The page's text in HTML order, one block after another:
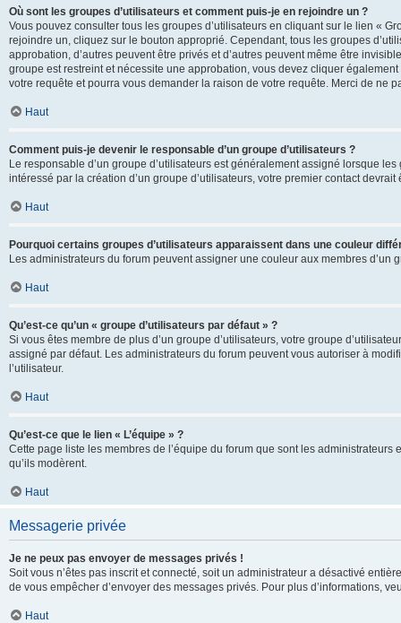
Où sont les groupes d’utilisateurs et comment puis-je en rejoindre un ?
Vous pouvez consulter tous les groupes d’utilisateurs en cliquant sur le lien «
rejoindre un, cliquez sur le bouton approprié. Cependant, tous les groupes
approbation, d’autres peuvent être privés et d’autres peuvent même être
groupe est restreint et nécessite une approbation, vous devez cliquer
votre requête et pourra vous demander la raison de votre requête. Merci de ne
Haut
Comment puis-je devenir le responsable d’un groupe d’utilisateurs ?
Le responsable d’un groupe d’utilisateurs est généralement assigné lorsque
intéressé par la création d’un groupe d’utilisateurs, votre premier contact
Haut
Pourquoi certains groupes d’utilisateurs apparaissent dans une couleur
Les administrateurs du forum peuvent assigner une couleur aux membres d’un
Haut
Qu’est-ce qu’un « groupe d’utilisateurs par défaut » ?
Si vous êtes membre de plus d’un groupe d’utilisateurs, votre groupe
assigné par défaut. Les administrateurs du forum peuvent vous autoriser à
l’utilisateur.
Haut
Qu’est-ce que le lien « L’équipe » ?
Cette page liste les membres de l’équipe du forum que sont les
qu’ils modèrent.
Haut
Messagerie privée
Je ne peux pas envoyer de messages privés !
Soit vous n’êtes pas inscrit et connecté, soit un administrateur a désactivé
de vous empêcher d’envoyer des messages privés. Pour plus d’informations,
Haut